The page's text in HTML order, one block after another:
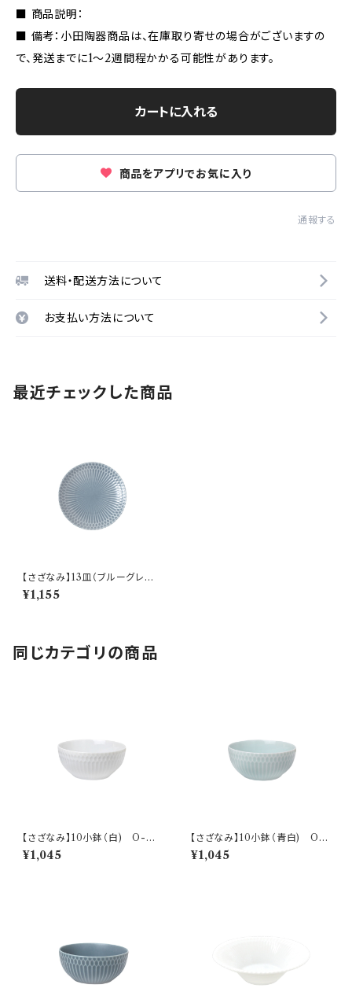
■ 商品説明：
■ 備考：小田陶器商品は、在庫取り寄せの場合がございますの
で、発送までに1〜2週間程かかる可能性があります。
カートに入れる
商品をアプリでお気に入り
通報する
送料・配送方法について
お支払い方法について
最近チェックした商品
【さざなみ】13皿（ブルーグレー)
O-M47203
¥1,155
同じカテゴリの商品
【さざなみ】10小鉢（白) O-M
47501
¥1,045
【さざなみ】10小鉢（青白) O-
M47502
¥1,045